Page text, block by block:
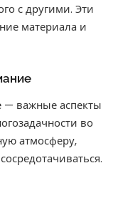
с другими. Эти
материала и
— важные аспекты
во
атмосферу,